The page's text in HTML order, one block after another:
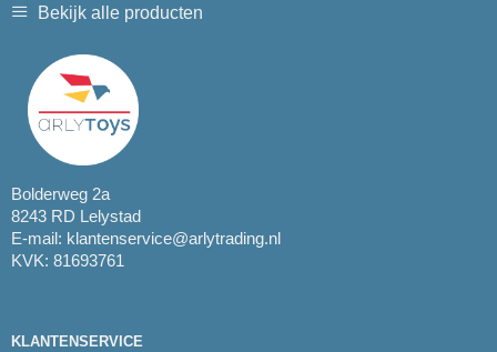
Bekijk alle producten
Bolderweg 2a
8243 RD Lelystad
E-mail: klantenservice@arlytrading.nl
KVK: 81693761
KLANTENSERVICE